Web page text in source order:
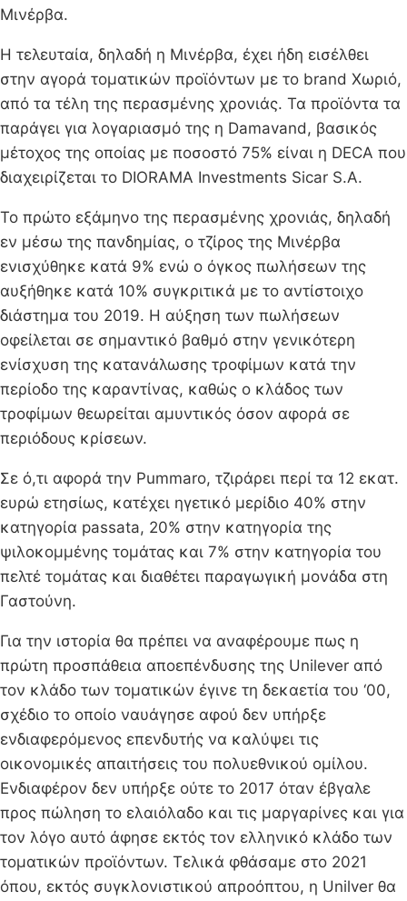
Μινέρβα.
Η τελευταία, δηλαδή η Μινέρβα, έχει ήδη εισέλθει
στην αγορά τοματικών προϊόντων με το brand Χωριό,
από τα τέλη της περασμένης χρονιάς. Τα προϊόντα τα
παράγει για λογαριασμό της η Damavand, βασικός
μέτοχος της οποίας με ποσοστό 75% είναι η DECA που
διαχειρίζεται το DIORAMA Investments Sicar S.A.
Το πρώτο εξάμηνο της περασμένης χρονιάς, δηλαδή
εν μέσω της πανδημίας, ο τζίρος της Μινέρβα
ενισχύθηκε κατά 9% ενώ ο όγκος πωλήσεων της
αυξήθηκε κατά 10% συγκριτικά με το αντίστοιχο
διάστημα του 2019. Η αύξηση των πωλήσεων
οφείλεται σε σημαντικό βαθμό στην γενικότερη
ενίσχυση της κατανάλωσης τροφίμων κατά την
περίοδο της καραντίνας, καθώς ο κλάδος των
τροφίμων θεωρείται αμυντικός όσον αφορά σε
περιόδους κρίσεων.
Σε ό,τι αφορά την Pummaro, τζιράρει περί τα 12 εκατ.
ευρώ ετησίως, κατέχει ηγετικό μερίδιο 40% στην
κατηγορία passata, 20% στην κατηγορία της
ψιλοκομμένης τομάτας και 7% στην κατηγορία του
πελτέ τομάτας και διαθέτει παραγωγική μονάδα στη
Γαστούνη.
Για την ιστορία θα πρέπει να αναφέρουμε πως η
πρώτη προσπάθεια αποεπένδυσης της Unilever από
τον κλάδο των τοματικών έγινε τη δεκαετία του ‘00,
σχέδιο το οποίο ναυάγησε αφού δεν υπήρξε
ενδιαφερόμενος επενδυτής να καλύψει τις
οικονομικές απαιτήσεις του πολυεθνικού ομίλου.
Ενδιαφέρον δεν υπήρξε ούτε το 2017 όταν έβγαλε
προς πώληση το ελαιόλαδο και τις μαργαρίνες και για
τον λόγο αυτό άφησε εκτός τον ελληνικό κλάδο των
τοματικών προϊόντων. Τελικά φθάσαμε στο 2021
όπου, εκτός συγκλονιστικού απροόπτου, η Unilver θα